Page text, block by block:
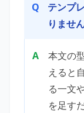
テンプ
りませ
本文の
えると
る一文
を足す